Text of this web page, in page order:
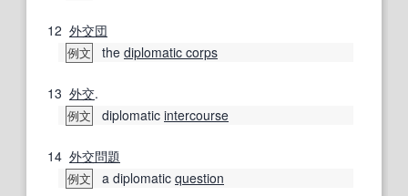
12 外交団
例文 the diplomatic corps
13 外交.
例文 diplomatic intercourse
14 外交問題
例文 a diplomatic question